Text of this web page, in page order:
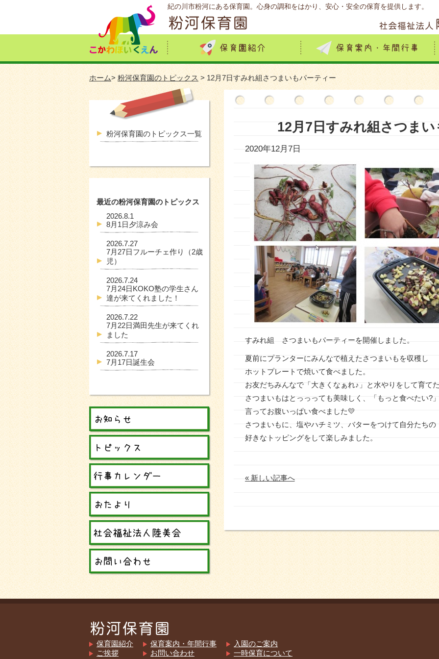
紀の川市粉河にある保育園。心身の調和をはかり、安心・安全の保育を提供します。
ホーム> 粉河保育園のトピックス > 12月7日すみれ組さつまいもパーティー
12月7日すみれ組さつま
2020年12月7日
すみれ組 さつまいもパーティーを開催しました。
夏前にプランターにみんなで植えたさつまいもを収穫し
ホットプレートで焼いて食べました。
お友だちみんなで「大きくなぁれ♪」と水やりをして育て
さつまいもはとっっっても美味しく、「もっと食べたい?
言ってお腹いっぱい食べました💛
さつまいもに、塩やハチミツ、バターをつけて自分たちの
好きなトッピングをして楽しみました。
« 新しい記事へ
粉河保育園のトピックス一覧
最近の粉河保育園のトピックス
2026.8.1
8月1日夕涼み会
2026.7.27
7月27日フルーチェ作り（2歳
児）
2026.7.24
7月24日KOKO塾の学生さん
達が来てくれました！
2026.7.22
7月22日満田先生が来てくれ
ました
2026.7.17
7月17日誕生会
保育園紹介
ご挨拶
保育案内・年間行事
お問い合わせ
入園のご案内
一時保育について